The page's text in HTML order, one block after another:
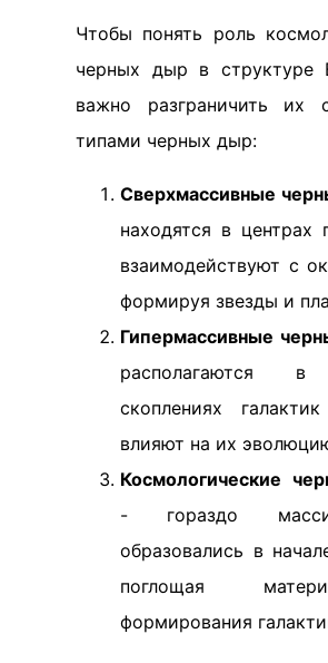
Чтобы понять роль
черных дыр в структуре
важно разграничить их
типами черных дыр:
Сверхмассивные
находятся в центрах
взаимодействуют с
формируя звезды и
Гипермассивные
располагаются в
скоплениях
влияют на их
Космологические
- гораздо
образовались в
поглощая
формирования